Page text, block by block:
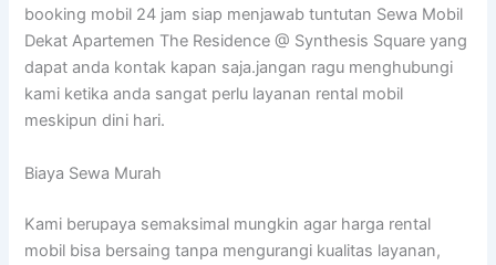
booking mobil 24 jam siap menjawab tuntutan Sewa Mobil
Dekat Apartemen The Residence @ Synthesis Square yang
dapat anda kontak kapan saja.jangan ragu menghubungi
kami ketika anda sangat perlu layanan rental mobil
meskipun dini hari.
Biaya Sewa Murah
Kami berupaya semaksimal mungkin agar harga rental
mobil bisa bersaing tanpa mengurangi kualitas layanan,